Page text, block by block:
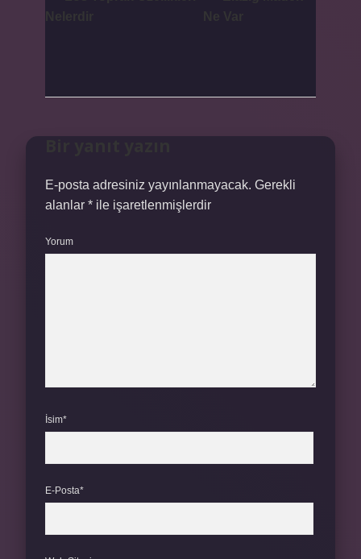
E-posta adresiniz yayınlanmayacak. Gerekli
alanlar * ile işaretlenmişlerdir
Yorum
İsim*
E-Posta*